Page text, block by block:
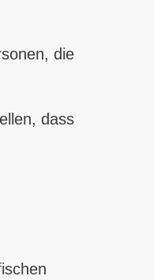
die
dass